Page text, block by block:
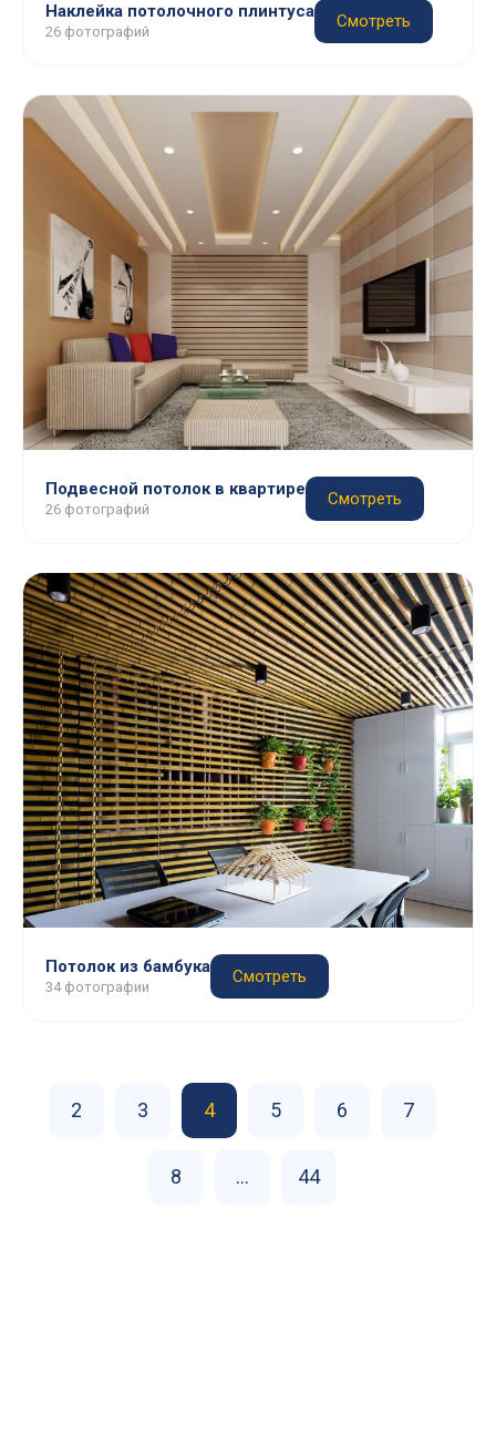
Наклейка потолочного плинтуса
26 фотографий
Смотреть
Подвесной потолок в квартире
26 фотографий
Смотреть
Потолок из бамбука
34 фотографии
Смотреть
2 3 4 5 6 7
8 ... 44